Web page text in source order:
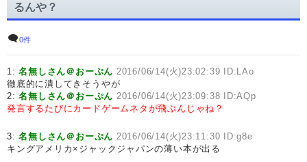
るんや？
0件
1:名無しさん＠おーぷん 2016/06/14(火)23:02:39 ID:LAo
徹底的に潰してきそうやが
2:名無しさん＠おーぷん 2016/06/14(火)23:09:38 ID:AQp
発言するたびにカードゲームネタが飛ぶんじゃね？
3:名無しさん＠おーぷん 2016/06/14(火)23:11:30 ID:g8e
キングアメリカ×ジャックジャパンの薄い本が出る